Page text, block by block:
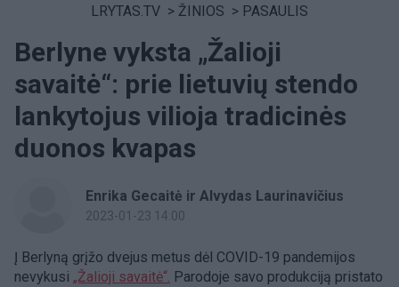
LRYTAS.TV > ŽINIOS > PASAULIS
Berlyne vyksta „Žalioji
savaitė“: prie lietuvių stendo
lankytojus vilioja tradicinės
duonos kvapas
Enrika Gecaitė ir Alvydas Laurinavičius
2023-01-23 14:00
Į Berlyną grįžo dvejus metus dėl COVID-19 pandemijos
nevykusi „Žalioji savaitė“. Parodoje savo produkciją pristato